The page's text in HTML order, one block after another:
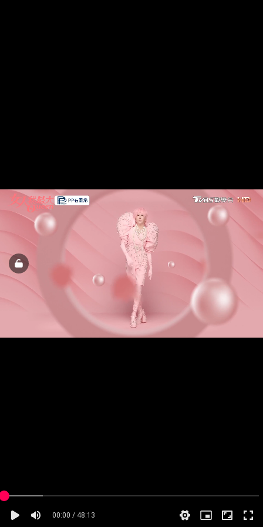
00:00 / 48:13